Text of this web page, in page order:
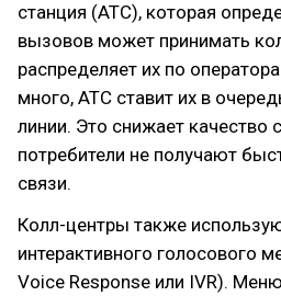
станция (АТС), которая
вызовов может принимать
распределяет их по
много, АТС ставит их в
линии. Это снижает качество
потребители не получают
связи.
Колл-центры также
интерактивного голосового
Voice Response или IVR).